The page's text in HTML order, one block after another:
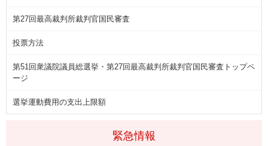
緊急情報
第27回最高裁判所裁判官国民審査
投票方法
第51回衆議院議員総選挙・第27回最高裁判所裁判官国民審査トップペ
ージ
選挙運動費用の支出上限額